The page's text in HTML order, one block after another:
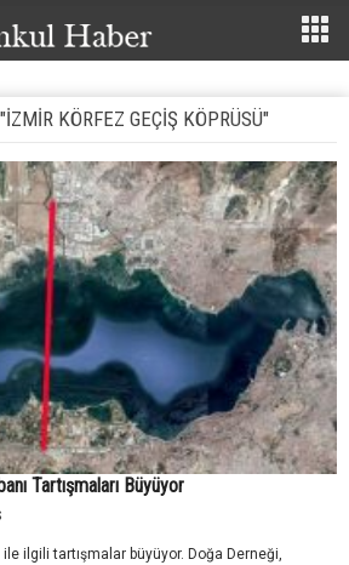
KÖRFEZ GEÇIŞ KÖPRÜSÜ"
Tartışmaları Büyüyor
ilgili tartışmalar büyüyor. Doğa Derneği,